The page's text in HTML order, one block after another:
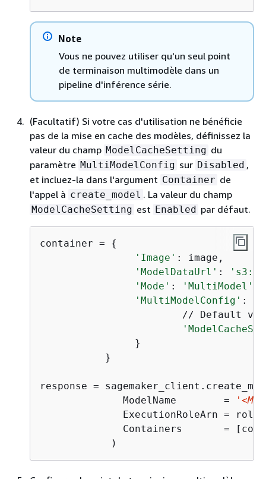
Note
Vous ne pouvez utiliser qu'un seul point
de terminaison multimodèle dans un
pipeline d'inférence série.
(Facultatif) Si votre cas d'utilisation ne bénéficie
pas de la mise en cache des modèles, définissez la
valeur du champ ModelCacheSetting du
paramètre MultiModelConfig sur Disabled ,
et incluez-la dans l'argument Container de
l'appel à create_model . La valeur du champ
ModelCacheSetting est Enabled par défaut.
container = {
'Image' : image,
'ModelDataUrl' : 's3://
'Mode' :
'MultiModel'
'MultiModelConfig' :
// Default
                }
           }
response =
              ModelName        =
              ExecutionRoleArn = role,
Containers       =
            )